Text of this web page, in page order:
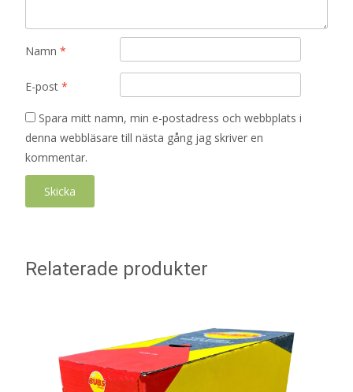
Namn *
E-post *
Spara mitt namn, min e-postadress och webbplats i
denna webbläsare till nästa gång jag skriver en
kommentar.
Relaterade produkter